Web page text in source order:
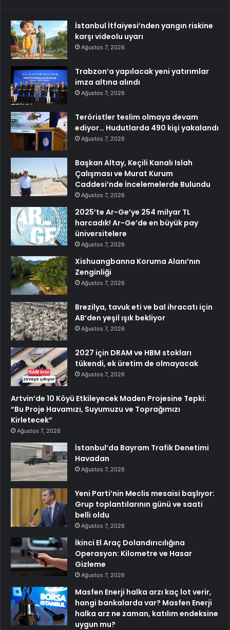
İstanbul İtfaiyesi’nden yangın riskine
karşı videolu uyarı
Ağustos 7, 2026
Trabzon’a yapılacak yeni yatırımlar
imza altına alındı
Ağustos 7, 2026
Teröristler teslim olmaya devam
ediyor… Hudutlarda 490 kişi yakalandı
Ağustos 7, 2026
Başkan Altay, Keçili Kanalı Islah
Çalışması ve Murat Kurum
Caddesi’nde İncelemelerde Bulundu
Ağustos 7, 2026
2025’te Ar-Ge’ye 254 milyar TL
harcadık! Ar-Ge’de en büyük pay
üniversitelere
Ağustos 7, 2026
Xishuangbanna Koruma Alanı’nın
Zenginliği
Ağustos 7, 2026
Brezilya, tavuk eti ve bal ihracatı için
AB’den yeşil ışık bekliyor
Ağustos 7, 2026
2027 için DRAM ve HBM stokları
tükendi, ek üretim de olmayacak
Ağustos 7, 2026
Artvin’de 10 Köyü Etkileyecek Maden Projesine Tepki:
“Bu Proje Havamızı, Suyumuzu ve Toprağımızı
Kirletecek”
Ağustos 7, 2026
İstanbul’da Bayram Trafik Denetimi
Havadan
Ağustos 7, 2026
Yeni Parti’nin Meclis mesaisi başlıyor:
Grup toplantılarının günü ve saati
belli oldu
Ağustos 7, 2026
İkinci El Araç Dolandırıcılığına
Operasyon: Kilometre ve Hasar
Gizleme
Ağustos 7, 2026
Masfen Enerji halka arzı kaç lot verir,
hangi bankalarda var? Masfen Enerji
halka arz ne zaman, katılım endeksine
uygun mu?